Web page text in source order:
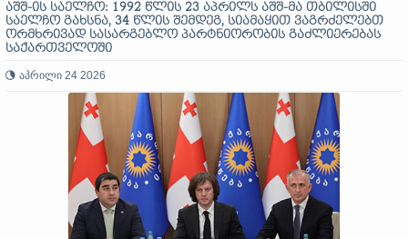
აშშ-ის საელჩო: 1992 წლის 23 აპრილს აშშ-მა თბილისში
საელჩო გახსნა, 34 წლის შემდეგ, სიამაყით ვაგრძელებთ
ორმხრივად სასარგებლო პარტნიორობის გაძლიერებას
საქართველოში
აპრილი 24 2026